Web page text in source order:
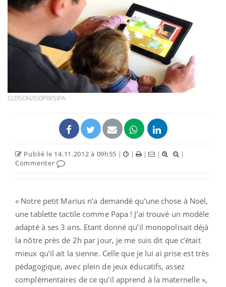
CLOSON/ISOPIX/SIPA
Publié le 14.11.2012 à 09h55 | | | |
|
Commenter
« Notre petit Marius n’a demandé qu’une chose à Noël,
une tablette tactile comme Papa ! J’ai trouvé un modèle
adapté à ses 3 ans. Etant donné qu’il monopolisait déjà
la nôtre près de 2h par jour, je me suis dit que c’était
mieux qu’il ait la sienne. Celle que je lui ai prise est très
pédagogique, avec plein de jeux éducatifs, assez
complémentaires de ce qu’il apprend à la maternelle »,